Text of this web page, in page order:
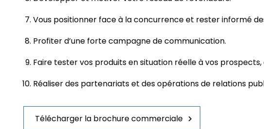
Vous positionner face à la concurrence et rester informé
Profiter d’une forte campagne de communication.
Faire tester vos produits en situation réelle à vos
Réaliser des partenariats et des opérations de relations
Télécharger la brochure commerciale